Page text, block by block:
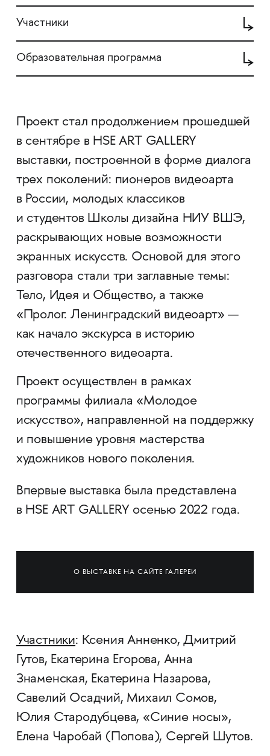
Участники
Образовательная программа
Проект стал продолжением прошедшей
в сентябре в HSE ART GALLERY
выставки, построенной в форме диалога
трех поколений: пионеров видеоарта
в России, молодых классиков
и студентов Школы дизайна НИУ ВШЭ,
раскрывающих новые возможности
экранных искусств. Основой для этого
разговора стали три заглавные темы:
Тело, Идея и Общество, а также
«Пролог. Ленинградский видеоарт» —
как начало экскурса в историю
отечественного видеоарта.
Проект осуществлен в рамках
программы филиала «Молодое
искусство», направленной на поддержку
и повышение уровня мастерства
художников нового поколения.
Впервые выставка была представлена
в HSE ART GALLERY осенью 2022 года.
О ВЫСТАВКЕ НА САЙТЕ ГАЛЕРЕИ
Участники: Ксения Анненко, Дмитрий
Гутов, Екатерина Егорова, Анна
Знаменская, Екатерина Назарова,
Савелий Осадчий, Михаил Сомов,
Юлия Стародубцева, «Синие носы»,
Елена Чаробай (Попова), Сергей Шутов.